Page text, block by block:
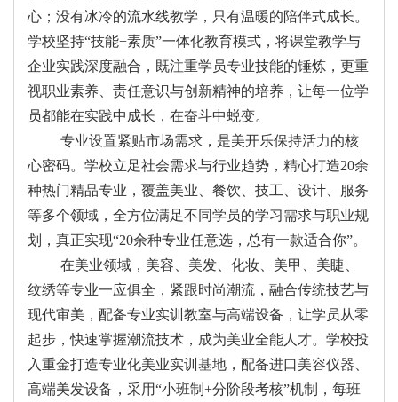
心；没有冰冷的流水线教学，只有温暖的陪伴式成长。
学校坚持“技能+素质”一体化教育模式，将课堂教学与
企业实践深度融合，既注重学员专业技能的锤炼，更重
视职业素养、责任意识与创新精神的培养，让每一位学
员都能在实践中成长，在奋斗中蜕变。
专业设置紧贴市场需求，是美开乐保持活力的核
心密码。学校立足社会需求与行业趋势，精心打造20余
种热门精品专业，覆盖美业、餐饮、技工、设计、服务
等多个领域，全方位满足不同学员的学习需求与职业规
划，真正实现“20余种专业任意选，总有一款适合你”。
在美业领域，美容、美发、化妆、美甲、美睫、
纹绣等专业一应俱全，紧跟时尚潮流，融合传统技艺与
现代审美，配备专业实训教室与高端设备，让学员从零
起步，快速掌握潮流技术，成为美业全能人才。学校投
入重金打造专业化美业实训基地，配备进口美容仪器、
高端美发设备，采用“小班制+分阶段考核”机制，每班